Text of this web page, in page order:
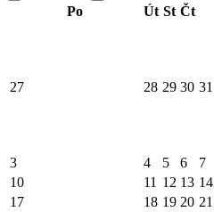
Po
Út St Čt
27 28 29 30 31
3 4 5 6 7
10
11 12 13 14
17
18 19 20 21